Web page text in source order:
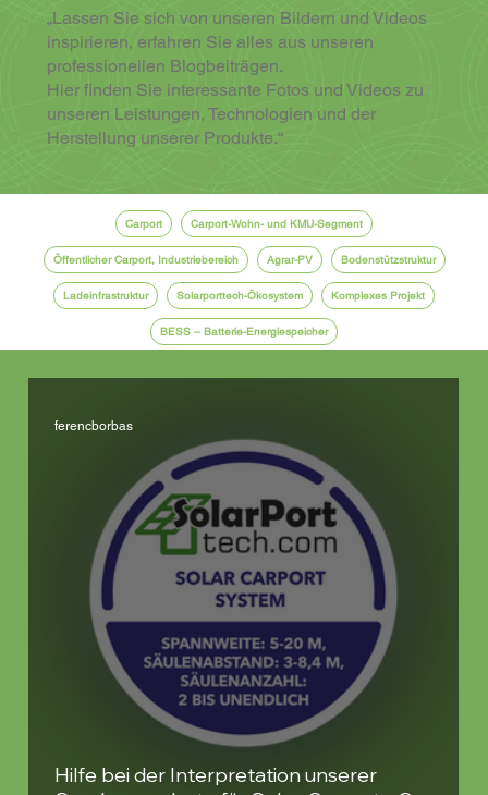
Carport Carport-Wohn- und KMU-Segment
Öffentlicher Carport, Industriebereich Agrar-PV Bodenstützstruktur
Ladeinfrastruktur Solarporttech-Ökosystem Komplexes Projekt
BESS – Batterie-Energiespeicher
„Lassen Sie sich von unseren Bildern und Videos
inspirieren, erfahren Sie alles aus unseren
professionellen Blogbeiträgen.
Hier finden Sie interessante Fotos und Videos zu
unseren Leistungen, Technologien und der
Herstellung unserer Produkte.“
Hilfe bei der Interpretation unserer
ferencborbas